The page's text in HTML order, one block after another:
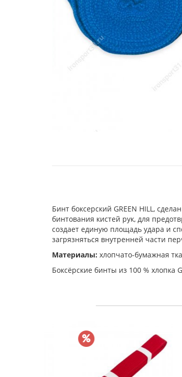
Бинт боксерский GREEN HILL,
бинтования кистей рук, для
создает единую площадь удара и
загрязняться внутренней части
Материалы: хлопчато-бумажная
Боксёрские бинты из 100 %